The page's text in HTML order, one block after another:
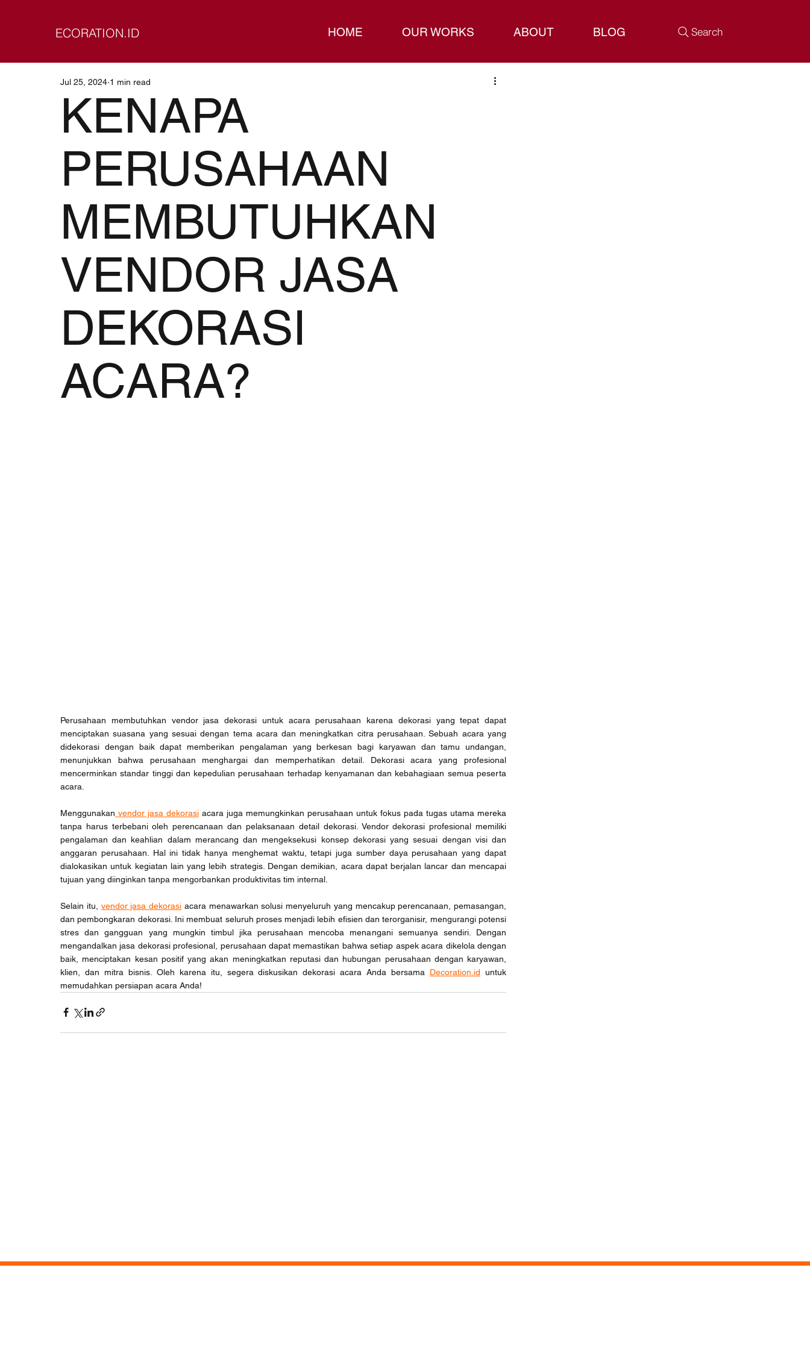
ECORATION.ID HOME OUR WORKS ABOUT BLOG Search
KENAPA
PERUSAHAAN
MEMBUTUHKAN
VENDOR JASA
DEKORASI
ACARA?
Jul 25, 2024 1 min read
Perusahaan membutuhkan vendor jasa dekorasi untuk acara perusahaan karena dekorasi yang tepat dapat
menciptakan suasana yang sesuai dengan tema acara dan meningkatkan citra perusahaan. Sebuah acara yang
didekorasi dengan baik dapat memberikan pengalaman yang berkesan bagi karyawan dan tamu undangan,
menunjukkan bahwa perusahaan menghargai dan memperhatikan detail. Dekorasi acara yang profesional
mencerminkan standar tinggi dan kepedulian perusahaan terhadap kenyamanan dan kebahagiaan semua peserta
acara.
Menggunakan vendor jasa dekorasi acara juga memungkinkan perusahaan untuk fokus pada tugas utama mereka
tanpa harus terbebani oleh perencanaan dan pelaksanaan detail dekorasi. Vendor dekorasi profesional memiliki
pengalaman dan keahlian dalam merancang dan mengeksekusi konsep dekorasi yang sesuai dengan visi dan
anggaran perusahaan. Hal ini tidak hanya menghemat waktu, tetapi juga sumber daya perusahaan yang dapat
dialokasikan untuk kegiatan lain yang lebih strategis. Dengan demikian, acara dapat berjalan lancar dan mencapai
tujuan yang diinginkan tanpa mengorbankan produktivitas tim internal.
Selain itu, vendor jasa dekorasi acara menawarkan solusi menyeluruh yang mencakup perencanaan, pemasangan,
dan pembongkaran dekorasi. Ini membuat seluruh proses menjadi lebih efisien dan terorganisir, mengurangi potensi
stres dan gangguan yang mungkin timbul jika perusahaan mencoba menangani semuanya sendiri. Dengan
mengandalkan jasa dekorasi profesional, perusahaan dapat memastikan bahwa setiap aspek acara dikelola dengan
baik, menciptakan kesan positif yang akan meningkatkan reputasi dan hubungan perusahaan dengan karyawan,
klien, dan mitra bisnis. Oleh karena itu, segera diskusikan dekorasi acara Anda bersama Decoration.id untuk
memudahkan persiapan acara Anda!